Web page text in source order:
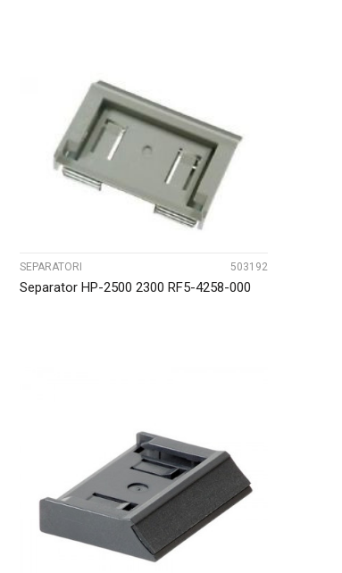
UPOREDI
SEPARATORI 503192
Separator HP-2500 2300 RF5-4258-000
UPOREDI